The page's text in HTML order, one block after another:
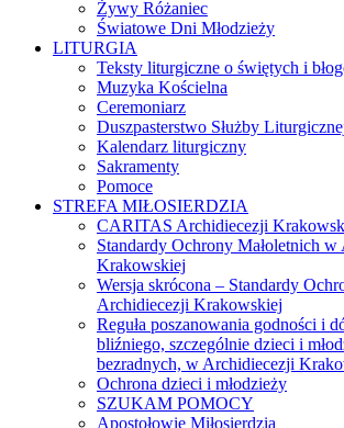
Żywy Różaniec
Światowe Dni Młodzieży
LITURGIA
Teksty liturgiczne o świętych i
Muzyka Kościelna
Ceremoniarz
Duszpasterstwo Służby
Kalendarz liturgiczny
Sakramenty
Pomoce
STREFA MIŁOSIERDZIA
CARITAS Archidiecezji
Standardy Ochrony Małoletnich w
Krakowskiej
Wersja skrócona – Standardy
Archidiecezji Krakowskiej
Reguła poszanowania godności i
bliźniego, szczególnie dzieci i
bezradnych, w Archidiecezji
Ochrona dzieci i młodzieży
SZUKAM POMOCY
Apostołowie Miłosierdzia